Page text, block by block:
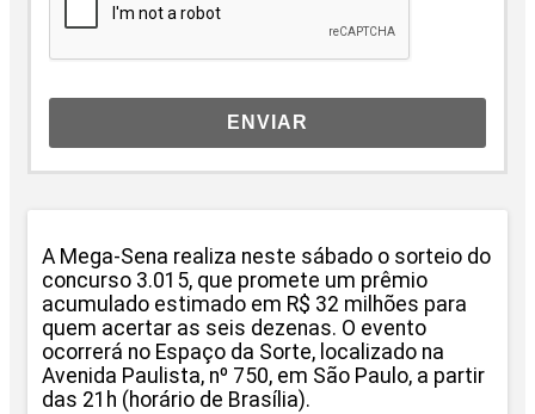
ENVIAR
A Mega-Sena realiza neste sábado o sorteio do
concurso 3.015, que promete um prêmio
acumulado estimado em R$ 32 milhões para
quem acertar as seis dezenas. O evento
ocorrerá no Espaço da Sorte, localizado na
Avenida Paulista, nº 750, em São Paulo, a partir
das 21h (horário de Brasília).